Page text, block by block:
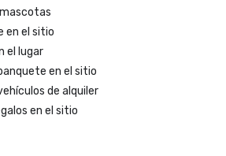
en el sitio
el lugar
en el sitio
de alquiler
en el sitio